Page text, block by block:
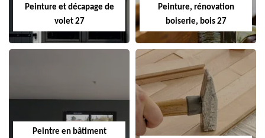
Peinture et décapage de
volet 27
Peinture, rénovation
boiserie, bois 27
Peintre en bâtiment